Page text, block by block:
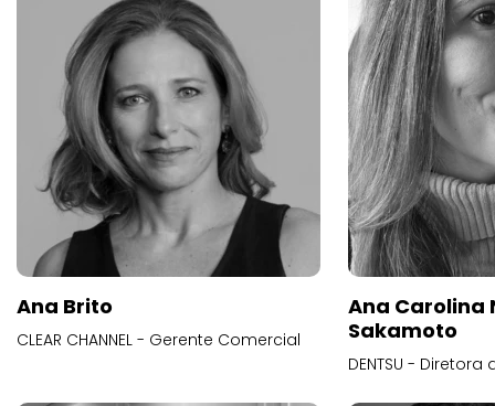
Ana Brito
CLEAR CHANNEL - Gerente Comercial
Ana Carolina
Sakamoto
DENTSU -